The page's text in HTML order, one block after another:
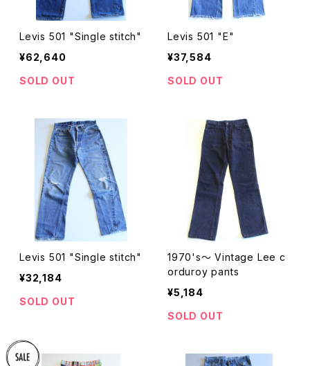
Levis 501 "Single stitch"
¥62,640
SOLD OUT
Levis 501 "E"
¥37,584
SOLD OUT
Levis 501 "Single stitch"
¥32,184
SOLD OUT
1970's〜 Vintage Lee c
orduroy pants
¥5,184
SOLD OUT